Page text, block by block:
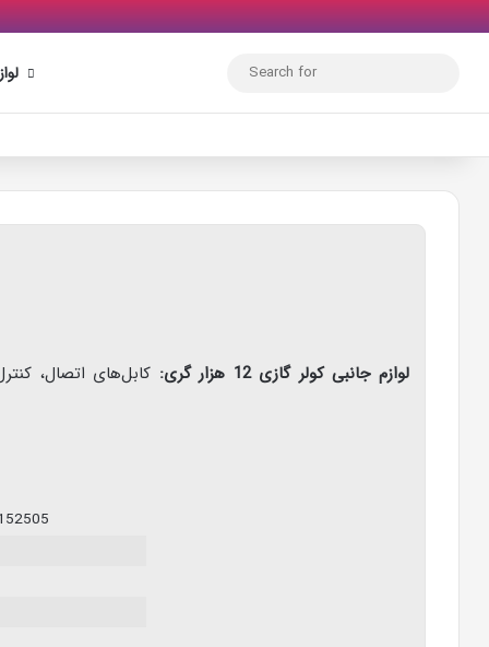
for
لوازم جانبی کولر گازی 12 هزار گری: کابل‌های اتصال،